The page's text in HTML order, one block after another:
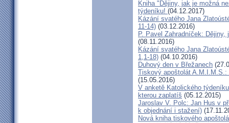
Kniha "Dějiny, jak je možná
týdeníku! (04.12.2017)
Kázání svatého Jana
11-14) (03.12.2016)
P. Pavel Zahradníček:
(08.11.2016)
Kázání svatého Jana
1,1-18) (04.10.2016)
Duhový den v Břežanech
Tiskový apoštolát
(15.05.2016)
V anketě Katolického
kterou zaplatíš (05.12.2015)
Jaroslav V. Polc: Jan Hus v
k objednání i stažení)
Nová kniha tiskového